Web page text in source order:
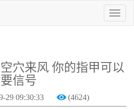
点
我
穴来风 你的指甲可以
信号
29 09:30:33 (4624)